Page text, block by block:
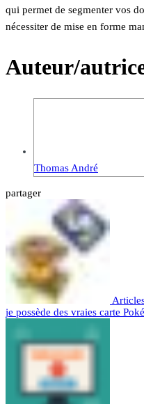
qui permet de segmenter vos
nécessiter de mise en forme
Auteur/
Thomas André
partager
je possède des vraies carte